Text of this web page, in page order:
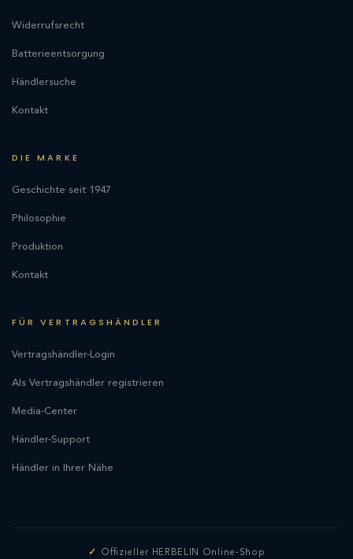
Widerrufsrecht
Batterieentsorgung
Händlersuche
Kontakt
DIE MARKE
Geschichte seit 1947
Philosophie
Produktion
Kontakt
FÜR VERTRAGSHÄNDLER
Vertragshändler-Login
Als Vertragshändler registrieren
Media-Center
Händler-Support
Händler in Ihrer Nähe
Offizieller HERBELIN Online-Shop